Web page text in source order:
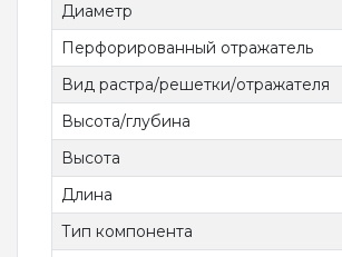
Диаметр
Перфорированный отражатель
Вид растра/решетки/отражателя
Высота/глубина
Высота
Длина
Тип компонента